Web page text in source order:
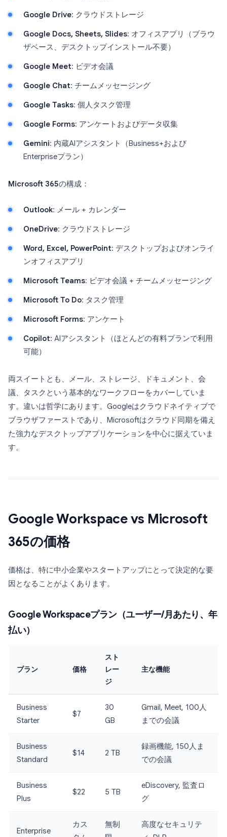
Google Drive: クラウドストレージ
Google Docs, Sheets, Slides: オフィスアプリ（ブラウ
ザベース、デスクトップインストール不要）
Google Meet: ビデオ会議
Google Chat: チームメッセージング
Google Tasks: 個人タスク管理
Google Forms: アンケートおよびデータ収集
Gemini: 内蔵AIアシスタント（Business+および
Enterpriseプラン）
Microsoft 365の構成：
Outlook: メール + カレンダー
OneDrive: クラウドストレージ
Word, Excel, PowerPoint: デスクトップおよびオンライ
ンオフィスアプリ
Microsoft Teams: ビデオ会議 + チームメッセージング
Microsoft To Do: タスク管理
Microsoft Forms: アンケート
Copilot: AIアシスタント（ほとんどの有料プランで利用
可能）
両スイートとも、メール、ストレージ、ドキュメント、会
議、タスクという基本的なワークフローをカバーしていま
す。違いは哲学にあります。Googleはクラウドネイティブで
ブラウザファーストであり、Microsoftはクラウド同期を備え
た強力なデスクトップアプリケーションを中心に据えていま
す。
Google Workspace vs Microsoft
365の価格
価格は、特に中小企業やスタートアップにとって決定的な要
因となることがよくあります。
Google Workspaceプラン（ユーザー/月あたり、年
払い）
プラン 価格
スト
レー
ジ
主な機能
Business
Starter
$7
30
GB
Gmail, Meet, 100人
までの会議
Business
Standard
$14 2 TB
録画機能, 150人ま
での会議
Business
Plus
$22 5 TB
eDiscovery, 監査ロ
グ
Enterprise
カス
無制
高度なセキュリテ